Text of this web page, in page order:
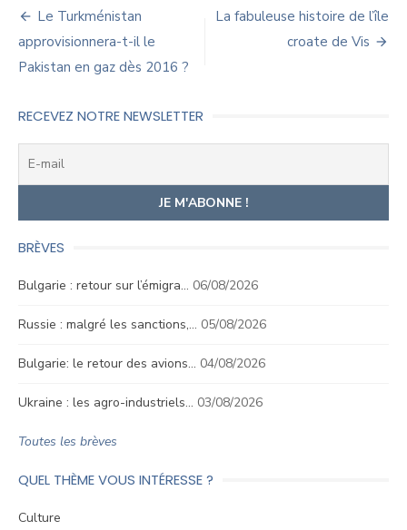
Navigation
de
l’article
Le Turkménistan
approvisionnera-t-il le
Pakistan en gaz dès 2016 ?
La fabuleuse histoire de l’île
croate de Vis
RECEVEZ NOTRE NEWSLETTER
BRÈVES
Bulgarie : retour sur l’émigra… 06/08/2026
Russie : malgré les sanctions,… 05/08/2026
Bulgarie: le retour des avions… 04/08/2026
Ukraine : les agro-industriels… 03/08/2026
Toutes les brèves
QUEL THÈME VOUS INTÉRESSE ?
Culture